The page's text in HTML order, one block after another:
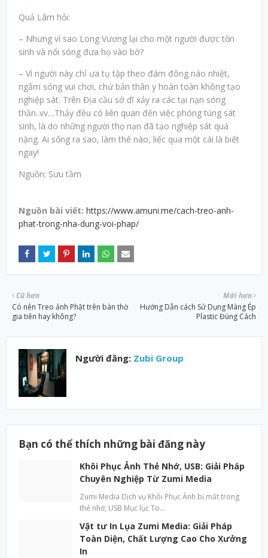
Quả Lâm hỏi:
– Nhưng vì sao Long Vương lại cho một người được tồn
sinh và nổi sóng đưa họ vào bờ?
– Vì người này chỉ ưa tụ tập theo đám đông náo nhiệt,
ngắm sóng vui chơi, chứ bản thân y hoàn toàn không tạo
nghiệp sát. Trên Địa cầu sở dĩ xảy ra các tại nạn sóng
thần..vv…Thảy đều có liên quan đến việc phóng túng sát
sinh, là do những người thọ nạn đã tạo nghiệp sát quá
nặng. Ai sống ra sao, làm thế nào, liếc qua một cái là biết
ngay!
Nguồn: Sưu tầm
Nguồn bài viết: https://www.amuni.me/cach-treo-anh-
phat-trong-nha-dung-voi-phap/
Mới hơn
Hướng Dẫn cách Sử Dụng Màng Ép
Plastic Đúng Cách
Cũ hơn
Có nên Treo ảnh Phật trên bàn thờ
gia tiên hay không?
Người đăng: Zubi Group
Bạn có thể thích những bài đăng này
Khôi Phục Ảnh Thẻ Nhớ, USB: Giải Pháp
Chuyên Nghiệp Từ Zumi Media
Zumi Media Dịch vụ Khôi Phục Ảnh bị mất trong
thẻ nhớ, USB Mục lục To…
Vật tư In Lụa Zumi Media: Giải Pháp
Toàn Diện, Chất Lượng Cao Cho Xưởng
In